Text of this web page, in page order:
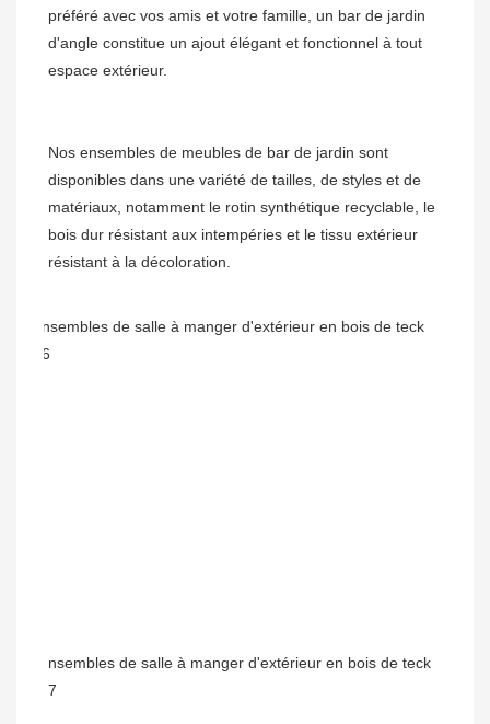
préféré avec vos amis et votre famille, un bar de jardin
d'angle constitue un ajout élégant et fonctionnel à tout
Nos ensembles de meubles de bar de jardin sont
disponibles dans une variété de tailles, de styles et de
matériaux, notamment le rotin synthétique recyclable, le
bois dur résistant aux intempéries et le tissu extérieur